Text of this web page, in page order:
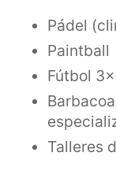
Pádel
Paintball
Fútbol
Talleres